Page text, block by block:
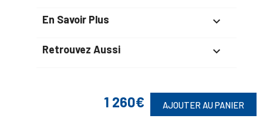
1 260€ AJOUTER AU PANIER
En Savoir Plus 
Retrouvez Aussi 
Suivez-Nous